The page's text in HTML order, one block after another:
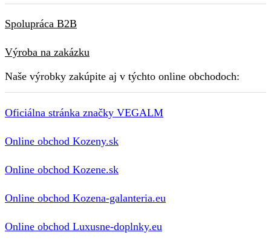
Spolupráca B2B
Výroba na zakázku
Naše výrobky zakúpite aj v týchto online obchodoch:
Oficiálna stránka značky VEGALM
Online obchod Kozeny.sk
Online obchod Kozene.sk
Online obchod Kozena-galanteria.eu
Online obchod Luxusne-doplnky.eu